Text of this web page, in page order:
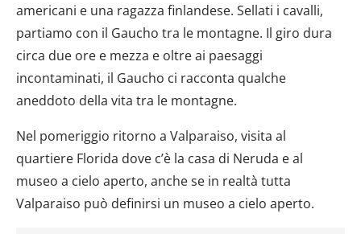
americani e una ragazza finlandese. Sellati i cavalli,
partiamo con il Gaucho tra le montagne. Il giro dura
circa due ore e mezza e oltre ai paesaggi
incontaminati, il Gaucho ci racconta qualche
aneddoto della vita tra le montagne.
Nel pomeriggio ritorno a Valparaiso, visita al
quartiere Florida dove c’è la casa di Neruda e al
museo a cielo aperto, anche se in realtà tutta
Valparaiso può definirsi un museo a cielo aperto.